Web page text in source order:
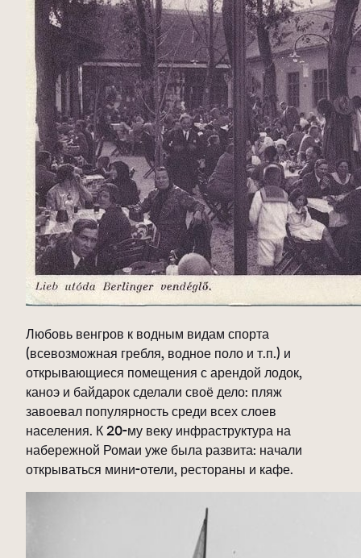
Любовь венгров к водным видам спорта
(всевозможная гребля, водное поло и т.п.) и
открывающиеся помещения с арендой лодок,
каноэ и байдарок сделали своё дело: пляж
завоевал популярность среди всех слоев
населения. К 20-му веку инфраструктура на
набережной Ромаи уже была развита: начали
открываться мини-отели, рестораны и кафе.